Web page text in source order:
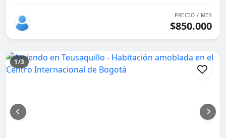
PRECIO / MES
$850.000
1/3